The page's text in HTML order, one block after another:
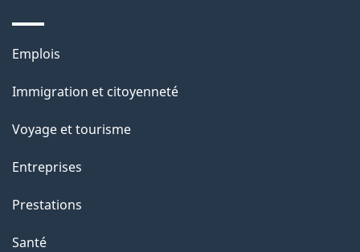
s
u
r
e
t
e
p
Thèmes
sujets
Emplois
Immigration et citoyenneté
Voyage et tourisme
Entreprises
Prestations
Santé